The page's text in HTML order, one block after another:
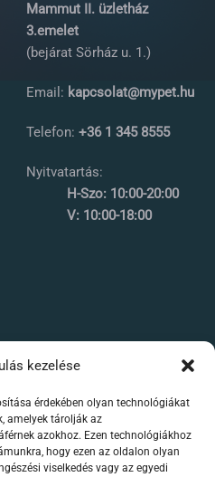
kezelése
érdekében olyan technológiákat
amelyek tárolják az
azokhoz. Ezen technológiákhoz
hogy ezen az oldalon olyan
viselkedés vagy az egyedi
Mammut II. üzletház
3.emelet
(bejárat Sörház u. 1.)
Email: kapcsolat@mypet.hu
Telefon: +36 1 345 8555
Nyitvatartás:
H-Szo: 10:00-20:00
V: 10:00-18:00